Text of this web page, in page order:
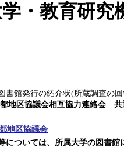
・教育研究
書館発行の紹介状(所蔵調査の
地区協議会相互協力連絡会 共
地区協議会
ついては、所属大学の図書館